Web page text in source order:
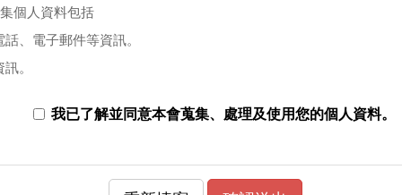
個人資料包括
、電子郵件等資訊。
。
等資訊。
我已了解並同意本會蒐集、處理及使用您的個人資料。